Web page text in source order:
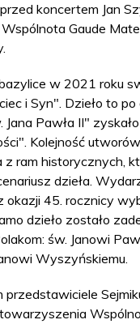
koncertem Jan
Gaude
w 2021 roku
i Syn". Dzieło to
Pawła II"
Kolejność
z ram historycznych,
dzieła.
45. rocznicy
dzieło zostało
św. Janowi
Wyszyńskiemu.
przedstawiciele